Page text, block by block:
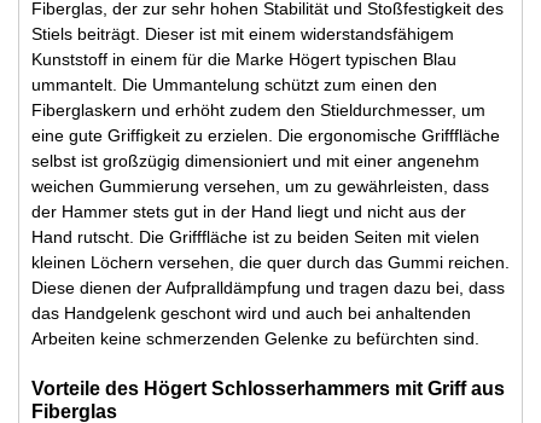
Fiberglas, der zur sehr hohen Stabilität und Stoßfestigkeit des
Stiels beiträgt. Dieser ist mit einem widerstandsfähigem
Kunststoff in einem für die Marke Högert typischen Blau
ummantelt. Die Ummantelung schützt zum einen den
Fiberglaskern und erhöht zudem den Stieldurchmesser, um
eine gute Griffigkeit zu erzielen. Die ergonomische Grifffläche
selbst ist großzügig dimensioniert und mit einer angenehm
weichen Gummierung versehen, um zu gewährleisten, dass
der Hammer stets gut in der Hand liegt und nicht aus der
Hand rutscht. Die Grifffläche ist zu beiden Seiten mit vielen
kleinen Löchern versehen, die quer durch das Gummi reichen.
Diese dienen der Aufpralldämpfung und tragen dazu bei, dass
das Handgelenk geschont wird und auch bei anhaltenden
Arbeiten keine schmerzenden Gelenke zu befürchten sind.
Vorteile des Högert Schlosserhammers mit Griff aus
Fiberglas